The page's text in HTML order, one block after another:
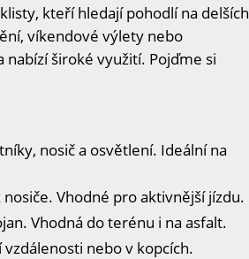
kteří hledají pohodlí na delších
víkendové výlety nebo
široké využití. Pojďme si
nosič a osvětlení. Ideální na
Vhodné pro aktivnější jízdu.
Vhodná do terénu i na asfalt.
nebo v kopcích.